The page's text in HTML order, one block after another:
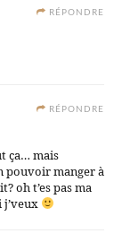
RÉPONDRE
RÉPONDRE
ça… mais
pouvoir manger à
oh t’es pas ma
j’veux